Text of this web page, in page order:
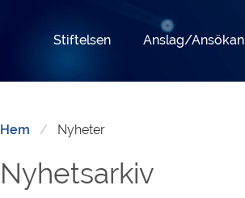
Stiftelsen Anslag/Ansökan
Hem Nyheter
Nyhetsarkiv